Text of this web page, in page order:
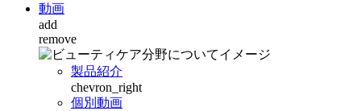
動画
add
remove
製品紹介
chevron_right
個別動画